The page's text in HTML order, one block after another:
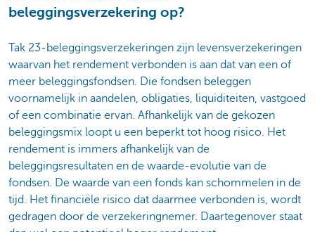
beleggingsverzekering op?
Tak 23-beleggingsverzekeringen zijn levensverzekeringen
waarvan het rendement verbonden is aan dat van een of
meer beleggingsfondsen. Die fondsen beleggen
voornamelijk in aandelen, obligaties, liquiditeiten, vastgoed
of een combinatie ervan. Afhankelijk van de gekozen
beleggingsmix loopt u een beperkt tot hoog risico. Het
rendement is immers afhankelijk van de
beleggingsresultaten en de waarde-evolutie van de
fondsen. De waarde van een fonds kan schommelen in de
tijd. Het financiële risico dat daarmee verbonden is, wordt
gedragen door de verzekeringnemer. Daartegenover staat